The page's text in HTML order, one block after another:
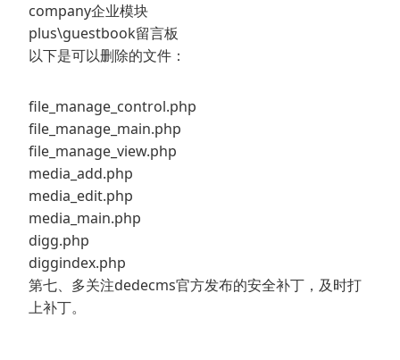
company企业模块
plus\guestbook留言板
以下是可以删除的文件：
file_manage_control.php
file_manage_main.php
file_manage_view.php
media_add.php
media_edit.php
media_main.php
digg.php
diggindex.php
第七、多关注dedecms官方发布的安全补丁，及时打
上补丁。